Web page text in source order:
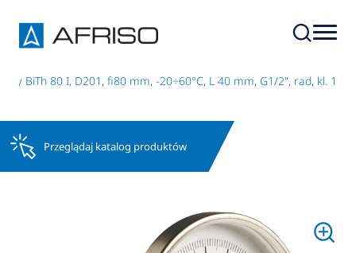
BiTh 80 I, D201, fi80 mm, -20÷60°C, L 40 mm, G1/2", rad, kl. 1
Przeglądaj katalog produktów